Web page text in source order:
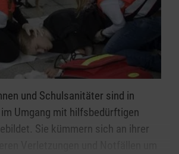
und Schulsanitäter sind in
Umgang mit hilfsbedürftigen
Sie kümmern sich an ihrer